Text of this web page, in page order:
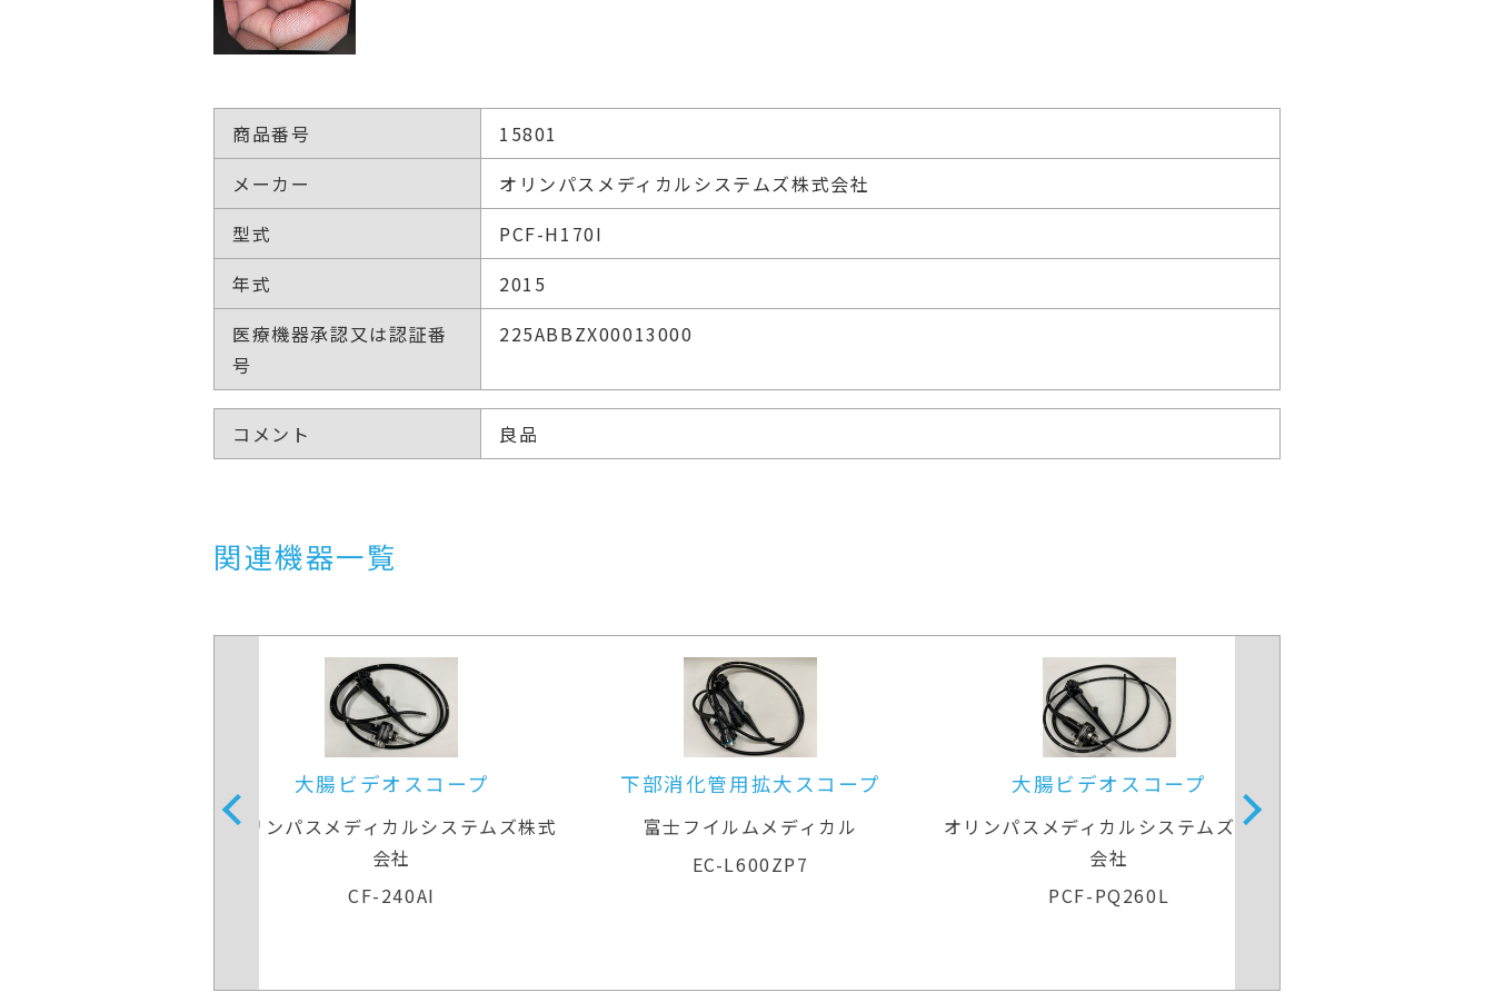
商品番号
15801
メーカー
オリンパスメディカルシステムズ株式会社
型式
PCF-H170I
年式
2015
医療機器承認又は認証番
号
225ABBZX00013000
コメント 良品
関連機器一覧
下部消化管用拡大スコープ
富士フイルムメディカル
EC-L600ZP7
大腸ビデオスコープ
オリンパスメディカルシステムズ株式
会社
大腸ビデオスコープ
オリンパスメディカルシステムズ株式
会社
CF-H260AI